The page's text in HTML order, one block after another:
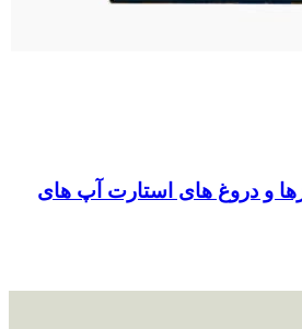
و دروغ های استارت آپ های